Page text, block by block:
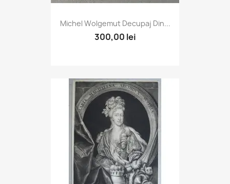
Michel Wolgemut Decupaj Din...
300,00 lei